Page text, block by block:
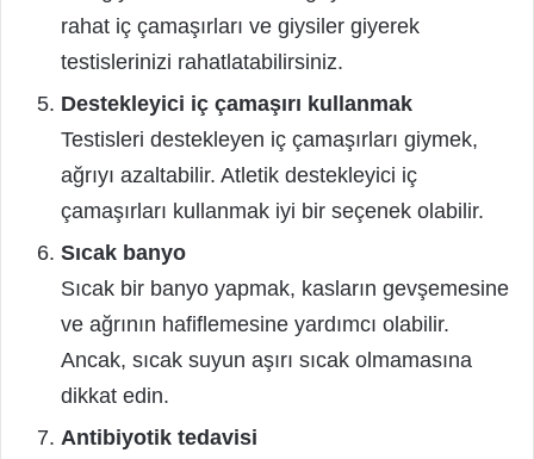
rahat iç çamaşırları ve giysiler giyerek
testislerinizi rahatlatabilirsiniz.
Destekleyici iç çamaşırı kullanmak
Testisleri destekleyen iç çamaşırları giymek,
ağrıyı azaltabilir. Atletik destekleyici iç
çamaşırları kullanmak iyi bir seçenek olabilir.
Sıcak banyo
Sıcak bir banyo yapmak, kasların gevşemesine
ve ağrının hafiflemesine yardımcı olabilir.
Ancak, sıcak suyun aşırı sıcak olmamasına
dikkat edin.
Antibiyotik tedavisi